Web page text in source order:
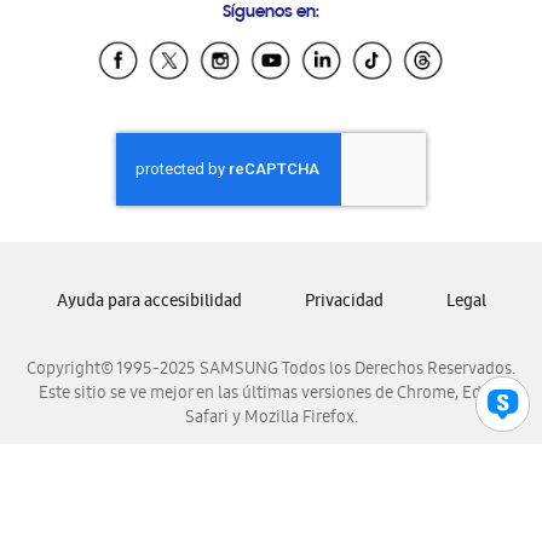
Samsung Ecuador
Samsung El Salvador
Samsung Honduras
Samsung Nicaragua
Samsung Panamá
Samsung Venezuela
Síguenos en:
Copyright© 1995-2025 SAMSUNG Todos los Derechos Reservados.
Este sitio se ve mejor en las últimas versiones de Chrome, Edge,
Safari y Mozilla Firefox.
Ayuda para accesibilidad Privacidad Legal